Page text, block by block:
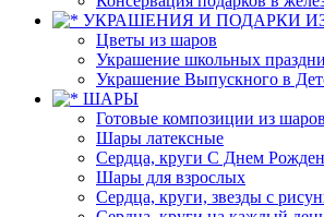
УКРАШЕНИЯ И ПОДАРКИ
Цветы из шаров
Украшение школьных
Украшение Выпускного в
ШАРЫ
Готовые композиции из шаров
Шары латексные
Сердца, круги С Днем
Шары для взрослых
Сердца, круги, звезды с